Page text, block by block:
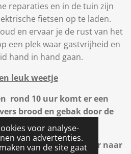
voor analyse-
van advertenties.
van de site gaat
reparaties en in de tuin zijn
fietsen op te laden.
en ervaar je de rust van het
een plek waar gastvrijheid en
hand in hand gaan.
leuk weetje
rond 10 uur komt er een
brood en gebak door de
straat .
en wij sturen hem door naar